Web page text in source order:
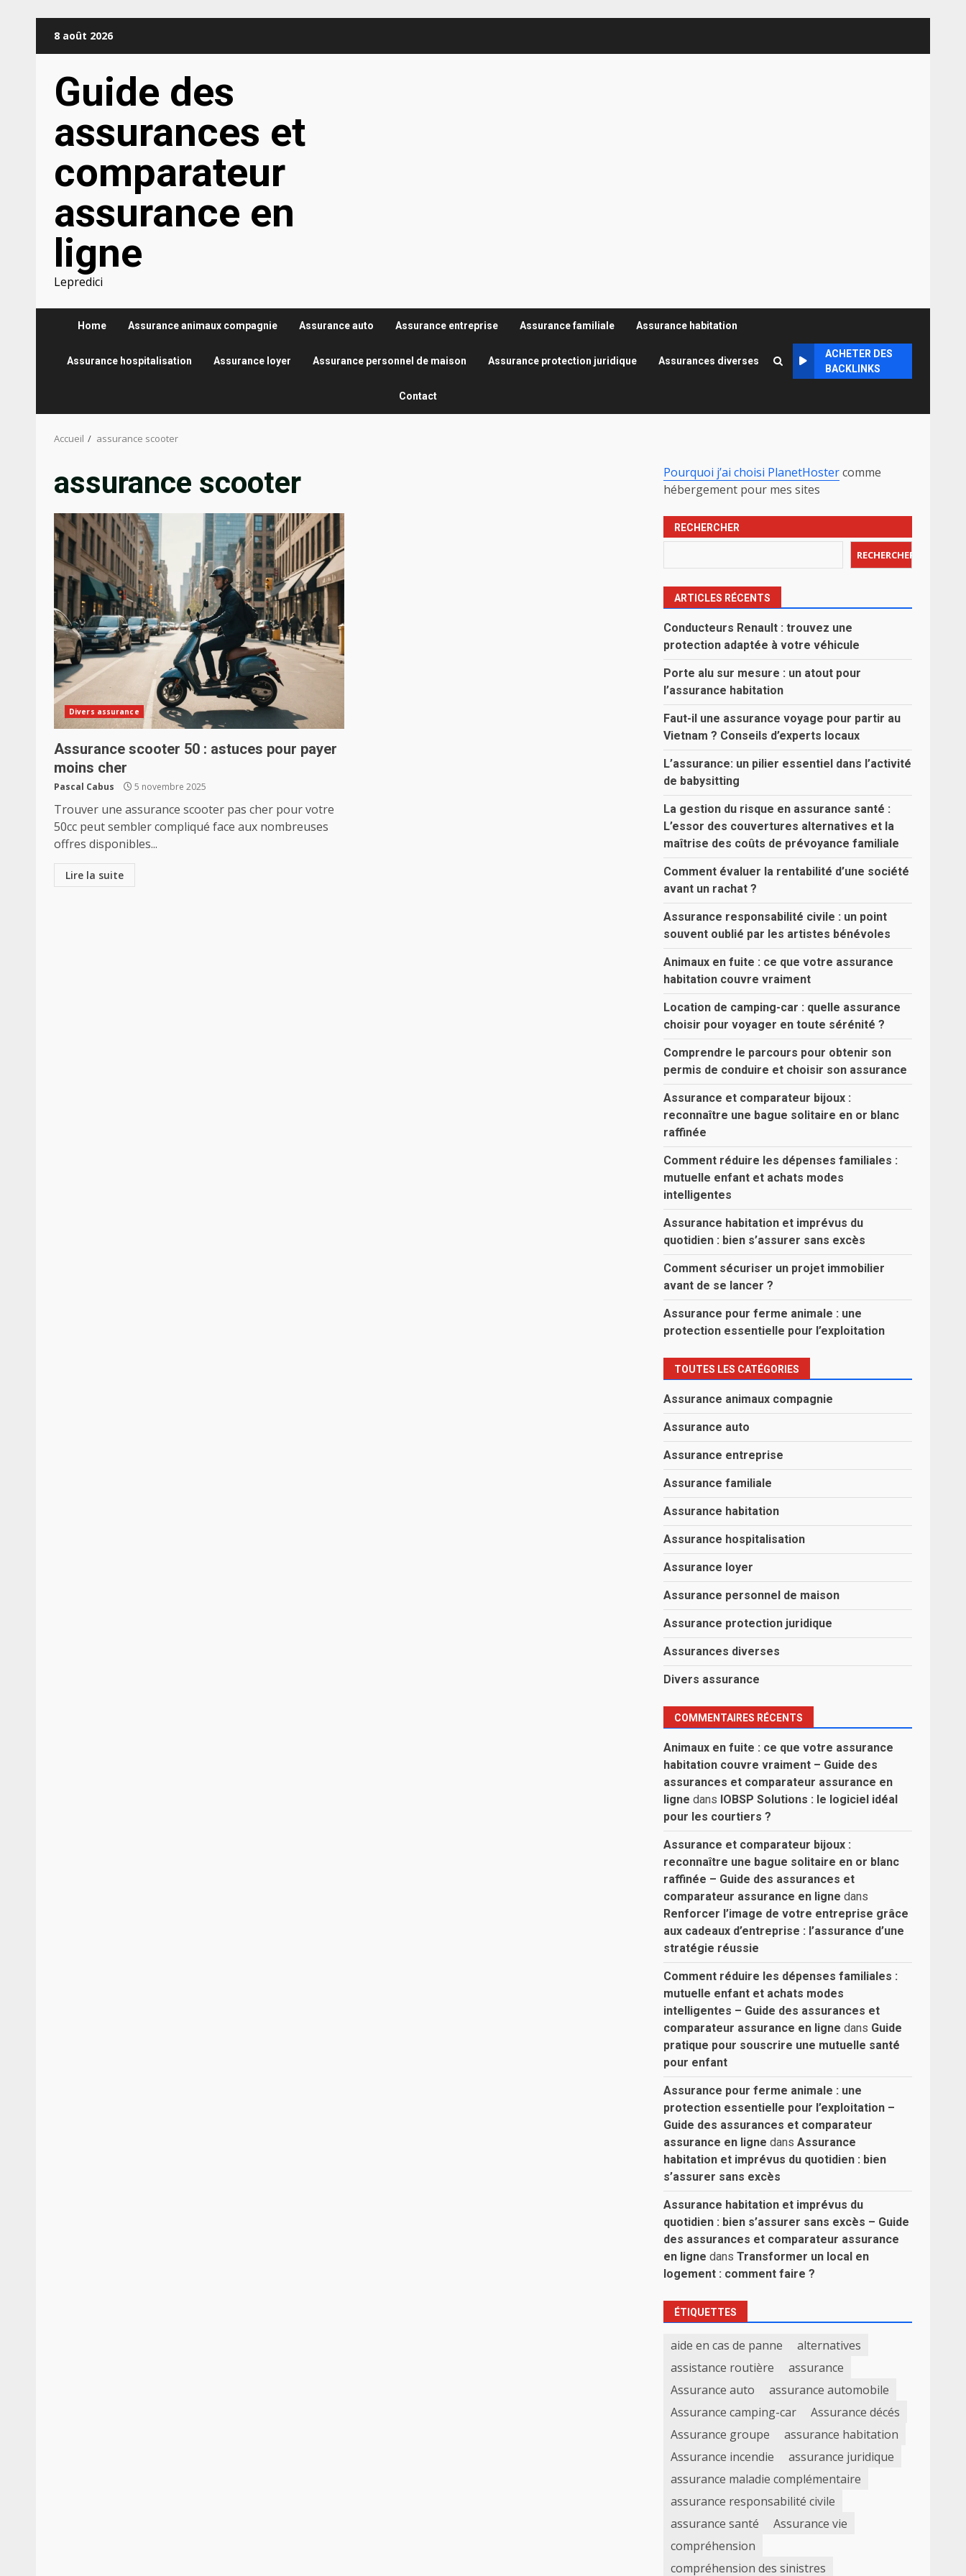
8 août 2026
Guide des
assurances et
comparateur
assurance en
ligne
Lepredici
Home Assurance animaux compagnie Assurance auto Assurance entreprise Assurance familiale Assurance habitation
Assurance hospitalisation Assurance loyer Assurance personnel de maison Assurance protection juridique Assurances diverses
Contact
ACHETER DES
BACKLINKS
Accueil assurance scooter
assurance scooter
Divers assurance
Assurance scooter 50 : astuces pour payer
moins cher
Pascal Cabus 5 novembre 2025
Trouver une assurance scooter pas cher pour votre
50cc peut sembler compliqué face aux nombreuses
offres disponibles...
Lire la suite
Pourquoi j’ai choisi PlanetHostercomme
hébergement pour mes sites
RECHERCHER
RECHERCHER
ARTICLES RÉCENTS
Conducteurs Renault : trouvez une
protection adaptée à votre véhicule
Porte alu sur mesure : un atout pour
l’assurance habitation
Faut-il une assurance voyage pour partir au
Vietnam ? Conseils d’experts locaux
L’assurance: un pilier essentiel dans l’activité
de babysitting
La gestion du risque en assurance santé :
L’essor des couvertures alternatives et la
maîtrise des coûts de prévoyance familiale
Comment évaluer la rentabilité d’une société
avant un rachat ?
Assurance responsabilité civile : un point
souvent oublié par les artistes bénévoles
Animaux en fuite : ce que votre assurance
habitation couvre vraiment
Location de camping-car : quelle assurance
choisir pour voyager en toute sérénité ?
Comprendre le parcours pour obtenir son
permis de conduire et choisir son assurance
Assurance et comparateur bijoux :
reconnaître une bague solitaire en or blanc
raffinée
Comment réduire les dépenses familiales :
mutuelle enfant et achats modes
intelligentes
Assurance habitation et imprévus du
quotidien : bien s’assurer sans excès
Comment sécuriser un projet immobilier
avant de se lancer ?
Assurance pour ferme animale : une
protection essentielle pour l’exploitation
TOUTES LES CATÉGORIES
Assurance animaux compagnie
Assurance auto
Assurance entreprise
Assurance familiale
Assurance habitation
Assurance hospitalisation
Assurance loyer
Assurance personnel de maison
Assurance protection juridique
Assurances diverses
Divers assurance
COMMENTAIRES RÉCENTS
Animaux en fuite : ce que votre assurance
habitation couvre vraiment – Guide des
assurances et comparateur assurance en
ligne dans IOBSP Solutions : le logiciel idéal
pour les courtiers ?
Assurance et comparateur bijoux :
reconnaître une bague solitaire en or blanc
raffinée – Guide des assurances et
comparateur assurance en ligne dans
Renforcer l’image de votre entreprise grâce
aux cadeaux d’entreprise : l’assurance d’une
stratégie réussie
Comment réduire les dépenses familiales :
mutuelle enfant et achats modes
intelligentes – Guide des assurances et
comparateur assurance en ligne dans Guide
pratique pour souscrire une mutuelle santé
pour enfant
Assurance pour ferme animale : une
protection essentielle pour l’exploitation –
Guide des assurances et comparateur
assurance en ligne dansAssurance
habitation et imprévus du quotidien : bien
s’assurer sans excès
Assurance habitation et imprévus du
quotidien : bien s’assurer sans excès – Guide
des assurances et comparateur assurance
en ligne dansTransformer un local en
logement : comment faire ?
ÉTIQUETTES
aide en cas de panne
alternatives
assistance routière
assurance
Assurance auto
assurance automobile
Assurance camping-car
Assurance décés
Assurance groupe
assurance habitation
Assurance incendie
assurance juridique
assurance maladie complémentaire
assurance responsabilité civile
assurance santé
Assurance vie
compréhension
compréhension des sinistres